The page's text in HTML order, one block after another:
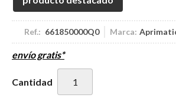
Ref.: 661850000Q0 Marca:
envío gratis*
Cantidad